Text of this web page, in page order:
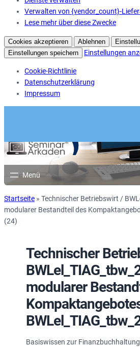
Verwalten von {vendor_count}-
Lese mehr über diese Zwecke
Cookies akzeptieren Ablehnen
Einstellungen speichern
Einstellungen
Cookie-Richtlinie
Datenschutzerklärung
Impressum
Startseite » Technischer Betriebswirt /
modularer Bestandteil des
(24)
Technischer
modularer
Basiswissen zur